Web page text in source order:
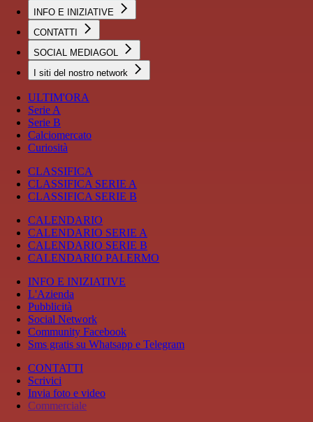
INFO E INIZIATIVE
CONTATTI
SOCIAL MEDIAGOL
I siti del nostro network
ULTIM'ORA
Serie A
Serie B
Calciomercato
Curiosità
CLASSIFICA
CLASSIFICA SERIE A
CLASSIFICA SERIE B
CALENDARIO
CALENDARIO SERIE A
CALENDARIO SERIE B
CALENDARIO PALERMO
INFO E INIZIATIVE
L'Azienda
Pubblicità
Social Network
Community Facebook
Sms gratis su Whatsapp e Telegram
CONTATTI
Scrivici
Invia foto e video
Commerciale